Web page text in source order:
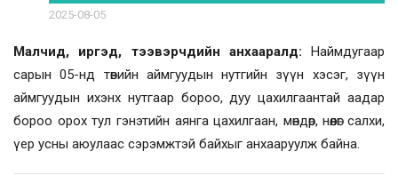
2025-08-05
Малчид, иргэд, тээвэрчдийн анхааралд: Наймдугаар
сарын 05-нд төвийн аймгуудын нутгийн зүүн хэсэг, зүүн
аймгуудын ихэнх нутгаар бороо, дуу цахилгаантай аадар
бороо орох тул гэнэтийн аянга цахилгаан, мөндөр, нөөлөг салхи,
үер усны аюулаас сэрэмжтэй байхыг анхааруулж байна.